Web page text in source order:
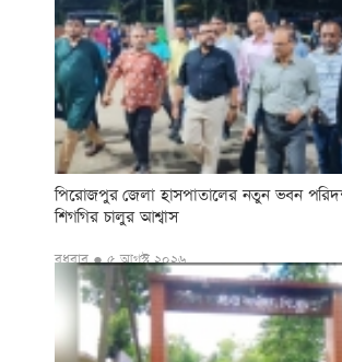
পিরোজপুর জেলা হাসপাতালের নতুন ভবন
শিগগির চালুর আশ্বাস
বুধবার ● ৫ আগস্ট ২০২৬